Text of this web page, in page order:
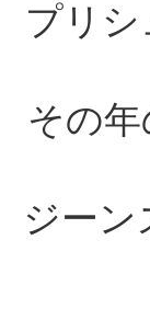
プリ
その
ジー